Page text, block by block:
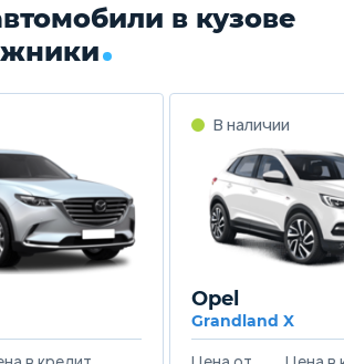
в кузове
Opel
Grandland X